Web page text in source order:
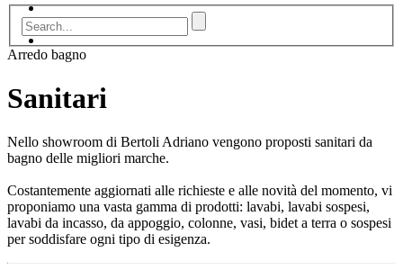
CONTATTI
Arredo bagno
Sanitari
Nello showroom di Bertoli Adriano vengono proposti sanitari da
bagno delle migliori marche.
Costantemente aggiornati alle richieste e alle novità del momento, vi
proponiamo una vasta gamma di prodotti: lavabi, lavabi sospesi,
lavabi da incasso, da appoggio, colonne, vasi, bidet a terra o sospesi
per soddisfare ogni tipo di esigenza.